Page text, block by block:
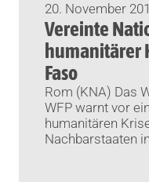
20. November
Vereinte
humanitärer
Faso
Rom (KNA) Das
WFP warnt vor
humanitären
Nachbarstaaten